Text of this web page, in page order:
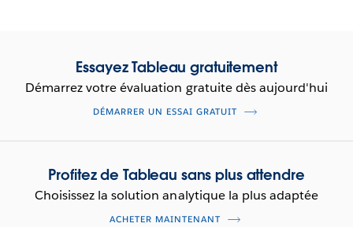
Essayez Tableau gratuitement
Démarrez votre évaluation gratuite dès aujourd'hui
DÉMARRER UN ESSAI GRATUIT
Profitez de Tableau sans plus attendre
Choisissez la solution analytique la plus adaptée
ACHETER MAINTENANT